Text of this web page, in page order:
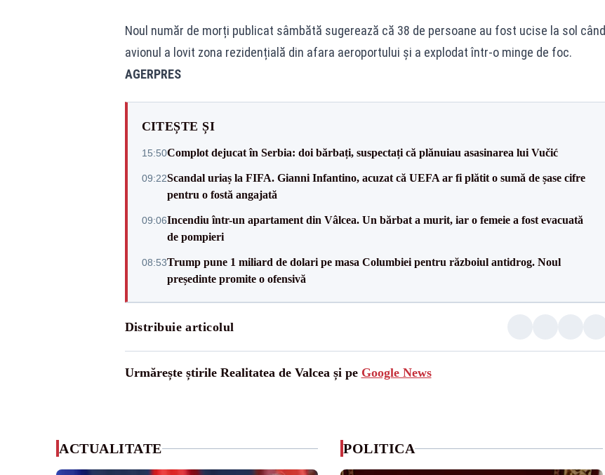
Noul număr de morți publicat sâmbătă sugerează că 38 de persoane au fost ucise la sol când
avionul a lovit zona rezidențială din afara aeroportului și a explodat într-o minge de foc.
AGERPRES
CITEȘTE ȘI
15:50Complot dejucat în Serbia: doi bărbați, suspectați că plănuiau asasinarea lui Vučić
09:22Scandal uriaș la FIFA. Gianni Infantino, acuzat că UEFA ar fi plătit o sumă de șase cifre
pentru o fostă angajată
09:06Incendiu într-un apartament din Vâlcea. Un bărbat a murit, iar o femeie a fost evacuată
de pompieri
08:53Trump pune 1 miliard de dolari pe masa Columbiei pentru războiul antidrog. Noul
președinte promite o ofensivă
Distribuie articolul
Urmărește știrile Realitatea de Valcea și pe Google News
ACTUALITATE POLITICA